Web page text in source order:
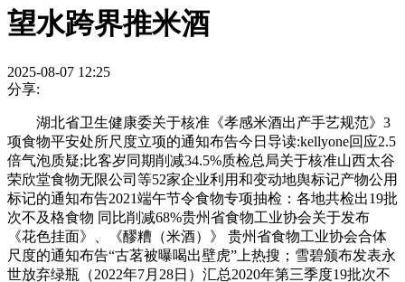
望水跨界推米酒
2025-08-07 12:25
分享:
湖北省卫生健康委关于核准《孝感米酒出产手艺规范》3
项食物平安处所尺度立项的通知布告今日导读:kellyone回应2.5
倍气泡质疑;比客岁同期削减34.5%质检总局关于核准山西太谷
荣欣堂食物无限公司等52家企业利用和变动地舆标记产物公用
标记的通知布告2021端午节令食物专项抽检：各地共检出19批
次不及格食物 同比削减68%贵州省食物工业协会关于发布
《花色挂面》、《醪糟（米酒）》 贵州省食物工业协会合体
尺度的通知布告“古茗被曝喝出壁虎”上热搜；雪碧颁布发表永
世放弃绿瓶（2022年7月28日）汇总2020年第三季度19批次不